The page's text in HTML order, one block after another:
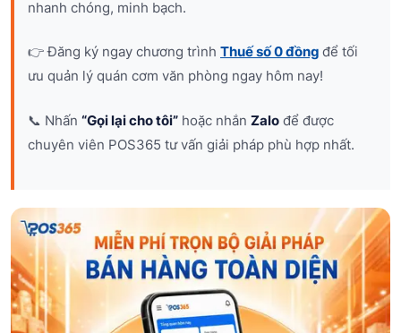
nhanh chóng, minh bạch.
👉 Đăng ký ngay chương trình Thuế số 0 đồng để tối
ưu quản lý quán cơm văn phòng ngay hôm nay!
📞 Nhấn “Gọi lại cho tôi” hoặc nhắn Zalo để được
chuyên viên POS365 tư vấn giải pháp phù hợp nhất.